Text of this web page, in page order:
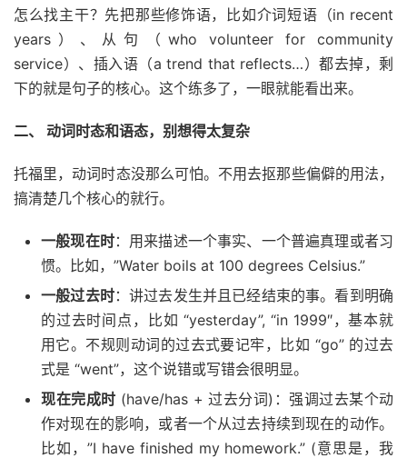
怎么找主干？先把那些修饰语，比如介词短语（in recent
years）、从句（who volunteer for community
service）、插入语（a trend that reflects…）都去掉，剩
下的就是句子的核心。这个练多了，一眼就能看出来。
二、 动词时态和语态，别想得太复杂
托福里，动词时态没那么可怕。不用去抠那些偏僻的用法，
搞清楚几个核心的就行。
一般现在时：用来描述一个事实、一个普遍真理或者习
惯。比如，”Water boils at 100 degrees Celsius.”
一般过去时：讲过去发生并且已经结束的事。看到明确
的过去时间点，比如 “yesterday”, “in 1999″，基本就
用它。不规则动词的过去式要记牢，比如 “go” 的过去
式是 “went”，这个说错或写错会很明显。
现在完成时 (have/has + 过去分词)：强调过去某个动
作对现在的影响，或者一个从过去持续到现在的动作。
比如，”I have finished my homework.” (意思是，我